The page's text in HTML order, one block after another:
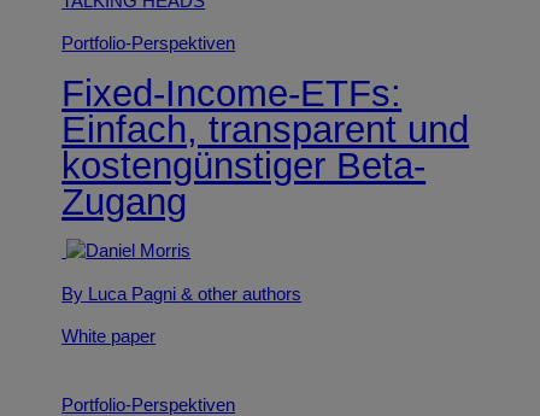
Portfolio-Perspektiven
Fixed-Income-ETFs:
Einfach, transparent und
kostengünstiger Beta-
Zugang
By Luca Pagni& other authors
White paper
Portfolio-Perspektiven